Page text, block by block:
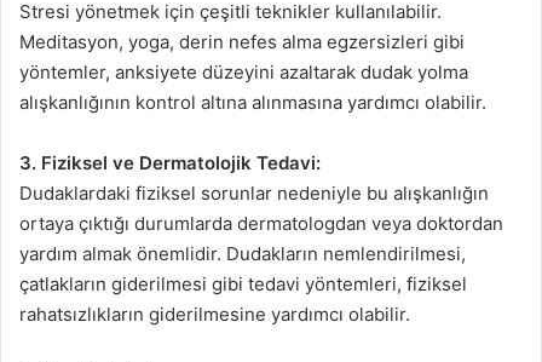
Stresi yönetmek için çeşitli teknikler kullanılabilir.
Meditasyon, yoga, derin nefes alma egzersizleri gibi
yöntemler, anksiyete düzeyini azaltarak dudak yolma
alışkanlığının kontrol altına alınmasına yardımcı olabilir.
3. Fiziksel ve Dermatolojik Tedavi:
Dudaklardaki fiziksel sorunlar nedeniyle bu alışkanlığın
ortaya çıktığı durumlarda dermatologdan veya doktordan
yardım almak önemlidir. Dudakların nemlendirilmesi,
çatlakların giderilmesi gibi tedavi yöntemleri, fiziksel
rahatsızlıkların giderilmesine yardımcı olabilir.